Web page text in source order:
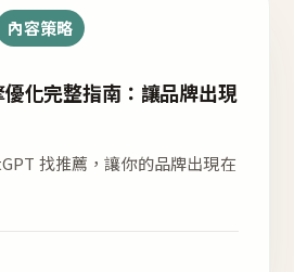
內容策略
化完整指南：讓品牌出現
找推薦，讓你的品牌出現在